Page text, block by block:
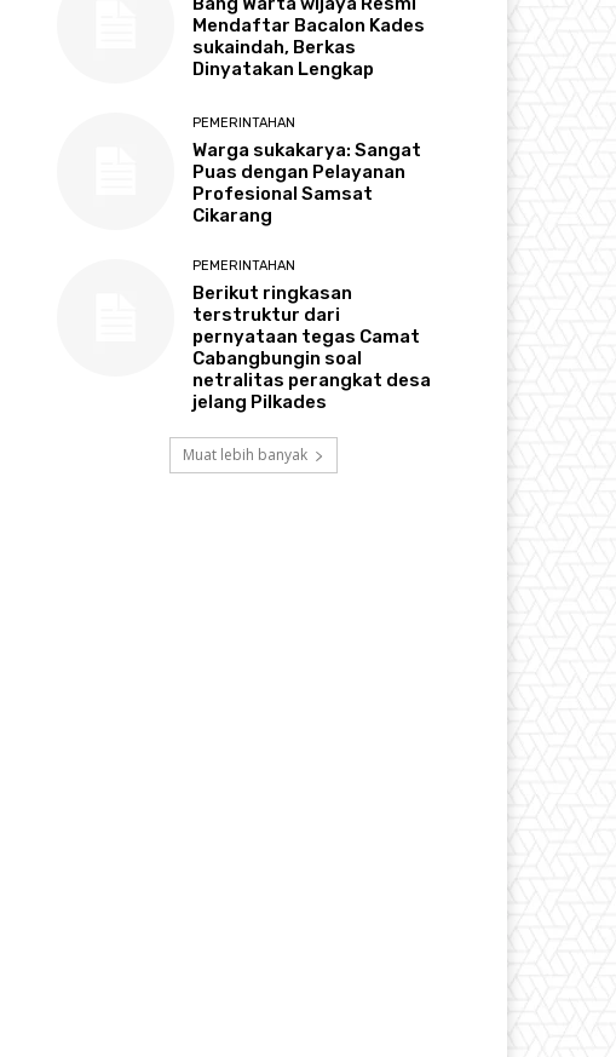
Mendaftar Bacalon Kades
sukaindah, Berkas
Dinyatakan Lengkap
PEMERINTAHAN
Warga sukakarya: Sangat
Puas dengan Pelayanan
Profesional Samsat
Cikarang
PEMERINTAHAN
Berikut ringkasan
terstruktur dari
pernyataan tegas Camat
Cabangbungin soal
netralitas perangkat desa
jelang Pilkades
Muat lebih banyak